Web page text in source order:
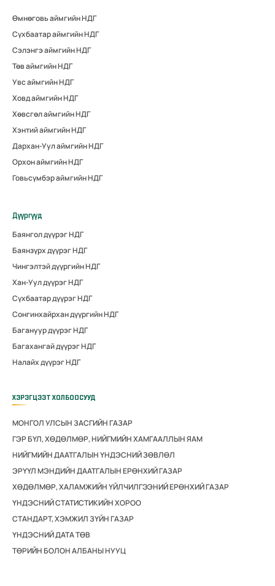
Өмнөговь аймгийн НДГ
Сүхбаатар аймгийн НДГ
Сэлэнгэ аймгийн НДГ
Төв аймгийн НДГ
Увс аймгийн НДГ
Ховд аймгийн НДГ
Хөвсгөл аймгийн НДГ
Хэнтий аймгийн НДГ
Дархан-Уул аймгийн НДГ
Орхон аймгийн НДГ
Говьсүмбэр аймгийн НДГ
Дүүргүүд
Баянгол дүүрэг НДГ
Баянзүрх дүүрэг НДГ
Чингэлтэй дүүргийн НДГ
Хан-Уул дүүрэг НДГ
Сүхбаатар дүүрэг НДГ
Сонгинхайрхан дүүргийн НДГ
Багануур дүүрэг НДГ
Багахангай дүүрэг НДГ
Налайх дүүрэг НДГ
ХЭРЭГЦЭЭТ ХОЛБООСУУД
МОНГОЛ УЛСЫН ЗАСГИЙН ГАЗАР
ГЭР БҮЛ, ХӨДӨЛМӨР, НИЙГМИЙН ХАМГААЛЛЫН ЯАМ
НИЙГМИЙН ДААТГАЛЫН ҮНДЭСНИЙ ЗӨВЛӨЛ
ЭРҮҮЛ МЭНДИЙН ДААТГАЛЫН ЕРӨНХИЙ ГАЗАР
ХӨДӨЛМӨР, ХАЛАМЖИЙН ҮЙЛЧИЛГЭЭНИЙ ЕРӨНХИЙ ГАЗАР
ҮНДЭСНИЙ СТАТИСТИКИЙН ХОРОО
СТАНДАРТ, ХЭМЖИЛ ЗҮЙН ГАЗАР
ҮНДЭСНИЙ ДАТА ТӨВ
ТӨРИЙН БОЛОН АЛБАНЫ НУУЦ